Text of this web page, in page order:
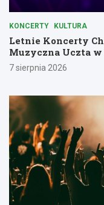
KONCERTY KULTURA
Letnie Koncerty
Muzyczna Uczta
7 sierpnia 2026